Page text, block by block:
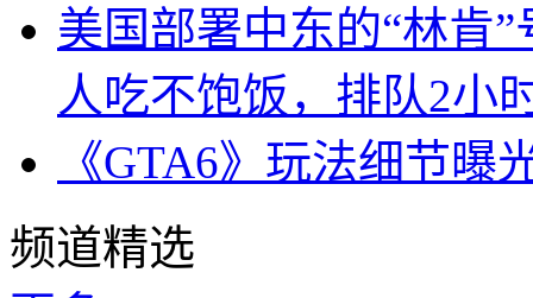
美国部署中东的“林肯
人吃不饱饭，排队2小
《GTA6》玩法细节
频道精选